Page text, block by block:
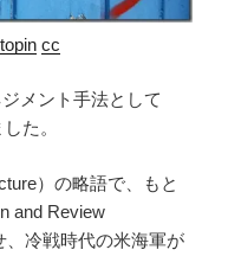
cc
メント手法として
た。
）の略語で、もと
and Review
、冷戦時代の米海軍が